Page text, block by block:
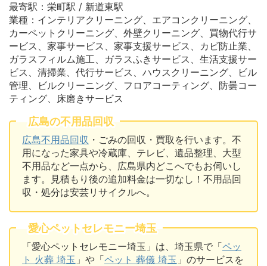
最寄駅：栄町駅 / 新道東駅
業種：インテリアクリーニング、エアコンクリーニング、
カーペットクリーニング、外壁クリーニング、買物代行サ
ービス、家事サービス、家事支援サービス、カビ防止業、
ガラスフィルム施工、ガラスふきサービス、生活支援サー
ビス、清掃業、代行サービス、ハウスクリーニング、ビル
管理、ビルクリーニング、フロアコーティング、防曇コー
ティング、床磨きサービス
広島の不用品回収
広島不用品回収 ・ごみの回収・買取を行います。不
用になった家具や冷蔵庫、テレビ、遺品整理、大型
不用品など一点から、広島県内どこへでもお伺いし
ます。見積もり後の追加料金は一切なし！不用品回
収・処分は安芸リサイクルへ。
愛心ペットセレモニー埼玉
「愛心ペットセレモニー埼玉」は、埼玉県で「ペッ
ト 火葬 埼玉 」や「ペット 葬儀 埼玉 」のサービスを